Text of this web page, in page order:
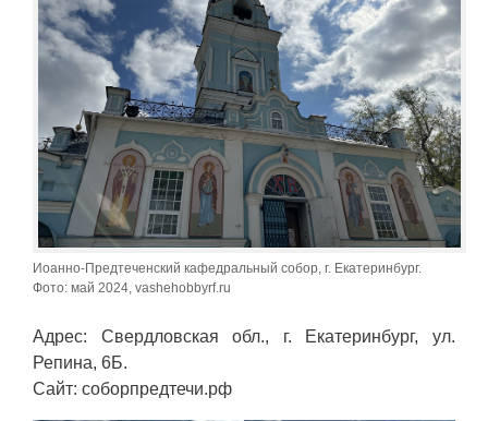
Иоанно-Предтеченский кафедральный собор, г. Екатеринбург.
Фото: май 2024, vashehobbyrf.ru
Адрес: Свердловская обл., г. Екатеринбург, ул.
Репина, 6Б.
Сайт: соборпредтечи.рф